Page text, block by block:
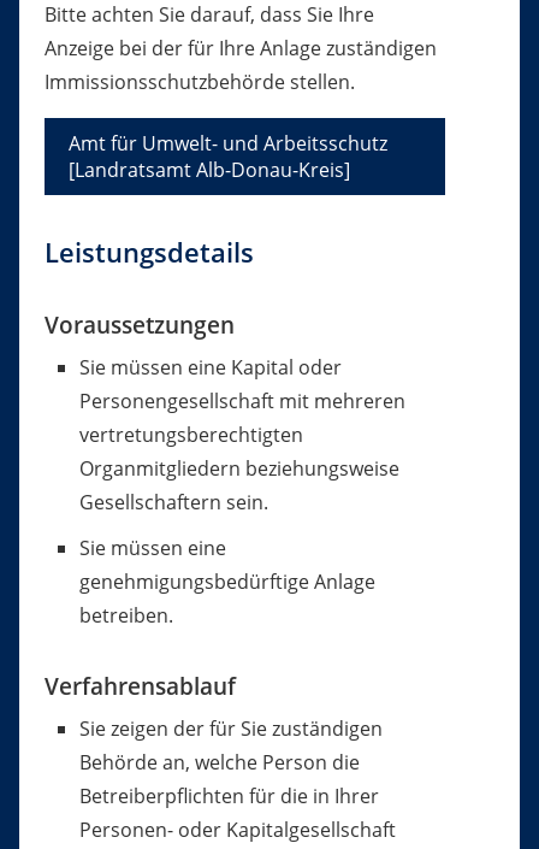
Bitte achten Sie darauf, dass Sie Ihre
Anzeige bei der für Ihre Anlage zuständigen
Immissionsschutzbehörde stellen.
Amt für Umwelt- und Arbeitsschutz
[Landratsamt Alb-Donau-Kreis]
Leistungsdetails
Voraussetzungen
Sie müssen eine Kapital oder
Personengesellschaft mit mehreren
vertretungsberechtigten
Organmitgliedern beziehungsweise
Gesellschaftern sein.
Sie müssen eine
genehmigungsbedürftige Anlage
betreiben.
Verfahrensablauf
Sie zeigen der für Sie zuständigen
Behörde an, welche Person die
Betreiberpflichten für die in Ihrer
Personen- oder Kapitalgesellschaft